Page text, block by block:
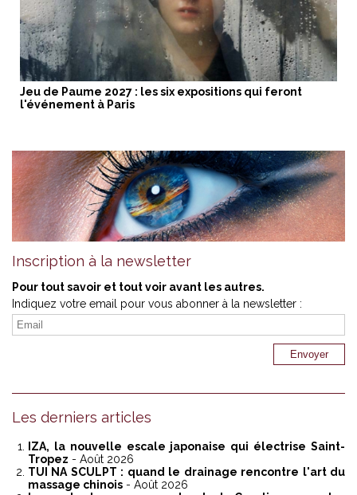
Jeu de Paume 2027 : les six expositions qui feront
l'événement à Paris
Inscription à la newsletter
Pour tout savoir et tout voir avant les autres.
Indiquez votre email pour vous abonner à la newsletter :
Les derniers articles
IZA, la nouvelle escale japonaise qui électrise Saint-
Tropez - Août 2026
TUI NA SCULPT : quand le drainage rencontre l'art du
massage chinois - Août 2026